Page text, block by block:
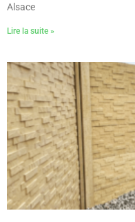
Alsace
Lire la suite »